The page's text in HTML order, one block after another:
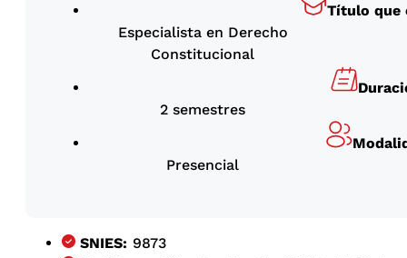
Título que
Especialista en Derecho
Constitucional
2 semestres
Presencial
SNIES: 9873